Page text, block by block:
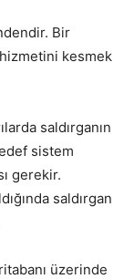
Bir
hizmetini kesmek
saldırganın
sistem
gerekir.
saldırgan
üzerinde